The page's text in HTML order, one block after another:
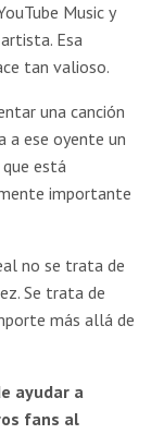
Music y
Esa
tan valioso.
una canción
a ese oyente un
está
importante
no se trata de
Se trata de
más allá de
ayudar a
fans al